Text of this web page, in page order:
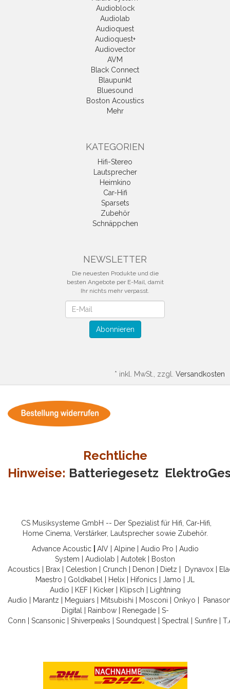
Audioblock
Audiolab
Audioquest
Audioquest+
Audiovector
AVM
Black Connect
Blaupunkt
Bluesound
Boston Acoustics
Mehr
KATEGORIEN
Hifi-Stereo
Lautsprecher
Heimkino
Car-Hifi
Sparsets
Zubehör
Schnäppchen
NEWSLETTER
Die neuesten Produkte und die
besten Angebote per E-Mail, damit
Ihr nichts mehr verpasst.
Abonnieren
* inkl. MwSt., zzgl. Versandkosten
Rechtliche
Hinweise: Batteriegesetz
CS Musiksysteme GmbH -- Der Spezialist für Hifi, Car-Hifi,
Home Cinema, Verstärker, Lautsprecher sowie Zubehör.
Advance Acoustic
AIV| Alpine| Audio Pro
Audio
System
Audiolab Autotek
Boston
Acoustics
Brax Celestion Crunch Denon Dietz Dynavox
Maestro
Goldkabel Helix Hifonics Jamo
JL
Audio
KEF| Kicker| Klipsch
Lightning
Audio
Marantz Meguiars Mitsubishi Mosconi Onkyo
Digital
Rainbow| Renegade| S-
Conn
Scansonic Shiverpeaks Soundquest Spectral Sunfire